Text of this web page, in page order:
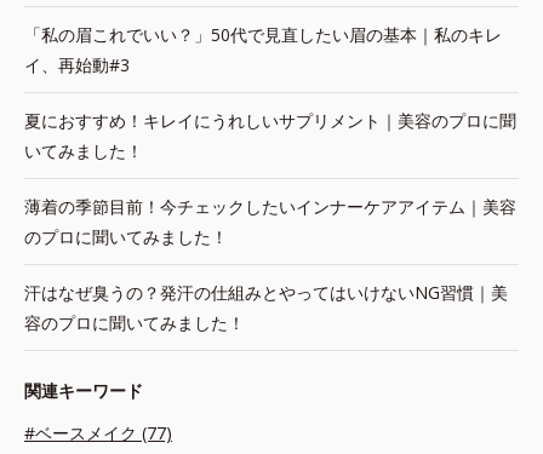
「私の眉これでいい？」50代で見直したい眉の基本｜私のキレ
イ、再始動#3
夏におすすめ！キレイにうれしいサプリメント｜美容のプロに聞
いてみました！
薄着の季節目前！今チェックしたいインナーケアアイテム｜美容
のプロに聞いてみました！
汗はなぜ臭うの？発汗の仕組みとやってはいけないNG習慣｜美
容のプロに聞いてみました！
関連キーワード
#ベースメイク (77)